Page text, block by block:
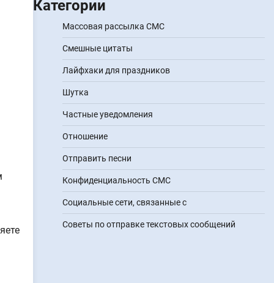
Категории
Массовая рассылка СМС
Смешные цитаты
Лайфхаки для праздников
Шутка
Частные уведомления
Отношение
Отправить песни
Конфиденциальность СМС
Социальные сети, связанные с
Советы по отправке текстовых сообщений